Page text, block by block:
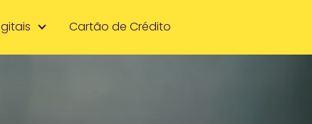
Cartão de Crédito